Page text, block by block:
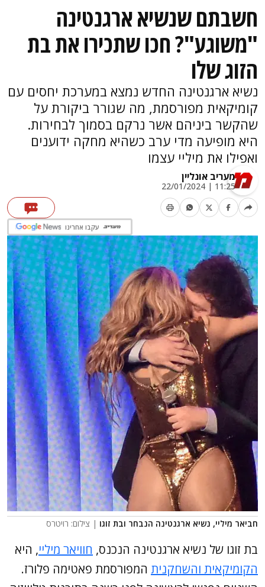
חשבתם שנשיא ארגנטינה
"משוגע"? חכו שתכירו את בת
הזוג שלו
נשיא ארגנטינה החדש נמצא במערכת יחסים עם
קומיקאית מפורסמת, מה שגורר ביקורת על
שהקשר ביניהם אשר נרקם בסמוך לבחירות.
היא מופיעה מדי ערב כשהיא מחקה ידוענים
ואפילו את מיליי עצמו
מעריב אונליין
11:25 | 22/01/2024
עקבו אחרינו
חביאר מיליי, נשיא ארגנטינה הנבחר ובת זוגו | צילום: רויטרס
בת זוגו של נשיא ארגנטינה הנכנס, חוויאר מיליי, היא
הקומיקאית והשחקנית המפורסמת פאטימה פלורז.